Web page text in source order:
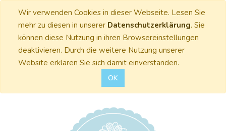
Wir verwenden Cookies in dieser Webseite. Lesen Sie
mehr zu diesen in unserer Datenschutzerklärung. Sie
können diese Nutzung in ihren Browsereinstellungen
deaktivieren. Durch die weitere Nutzung unserer
Website erklären Sie sich damit einverstanden.
OK